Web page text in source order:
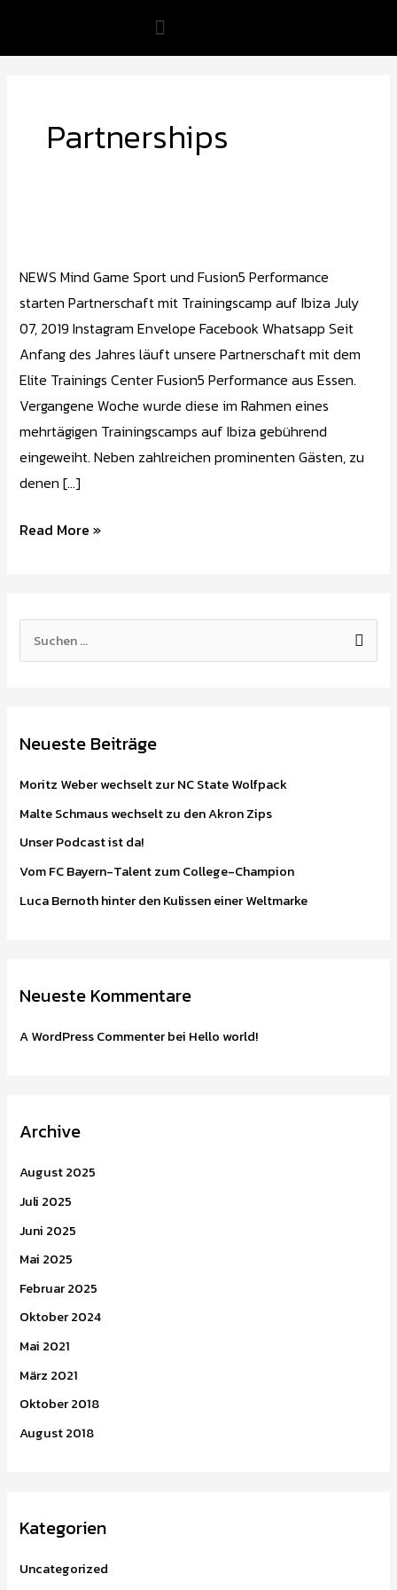
springen
Partnerships
NEWS Mind Game Sport und Fusion5 Performance
starten Partnerschaft mit Trainingscamp auf Ibiza July
07, 2019 Instagram Envelope Facebook Whatsapp Seit
Anfang des Jahres läuft unsere Partnerschaft mit dem
Elite Trainings Center Fusion5 Performance aus Essen.
Vergangene Woche wurde diese im Rahmen eines
mehrtägigen Trainingscamps auf Ibiza gebührend
eingeweiht. Neben zahlreichen prominenten Gästen, zu
denen […]
Ibiza​
Read More »
u
e
a
c
h
:
Neueste Beiträge
Moritz Weber wechselt zur NC State Wolfpack
Malte Schmaus wechselt zu den Akron Zips
Unser Podcast ist da!
Vom FC Bayern-Talent zum College-Champion
Luca Bernoth hinter den Kulissen einer Weltmarke
Neueste Kommentare
A WordPress Commenterbei Hello world!
Archive
August 2025
Juli 2025
Juni 2025
Mai 2025
Februar 2025
Oktober 2024
Mai 2021
März 2021
Oktober 2018
August 2018
Kategorien
Uncategorized